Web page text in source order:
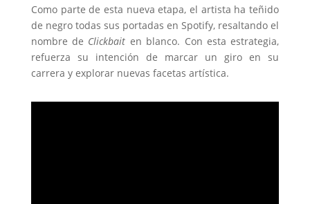
Como parte de esta nueva etapa, el artista ha teñido
de negro todas sus portadas en Spotify, resaltando el
nombre de Clickbait en blanco. Con esta estrategia,
refuerza su intención de marcar un giro en su
carrera y explorar nuevas facetas artística.